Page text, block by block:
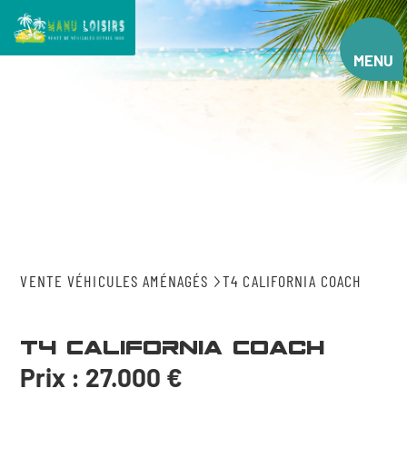
contenu
MENU
VENTE VÉHICULES AMÉNAGÉS T4 CALIFORNIA COACH
T4 California Coach
Prix : 27.000 €